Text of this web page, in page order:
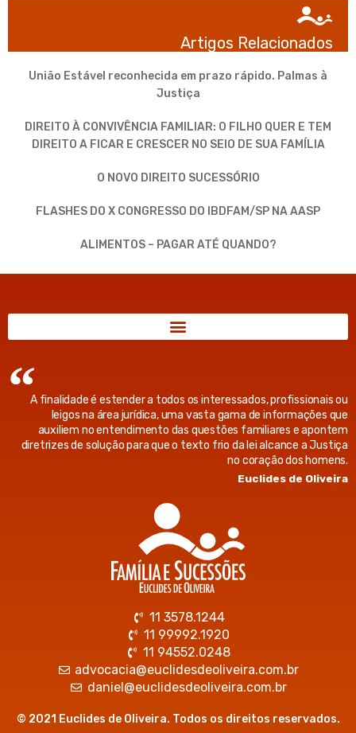
Artigos Relacionados
União Estável reconhecida em prazo rápido. Palmas à
Justiça
DIREITO À CONVIVÊNCIA FAMILIAR: O FILHO QUER E TEM
DIREITO A FICAR E CRESCER NO SEIO DE SUA FAMÍLIA
O NOVO DIREITO SUCESSÓRIO
FLASHES DO X CONGRESSO DO IBDFAM/SP NA AASP
ALIMENTOS – PAGAR ATÉ QUANDO?
A finalidade é estender a todos os interessados, profissionais ou
leigos na área jurídica, uma vasta gama de informações que
auxiliem no entendimento das questões familiares e apontem
diretrizes de solução para que o texto frio da lei alcance a Justiça
no coração dos homens.
Euclides de Oliveira
11 3578.1244
11 99992.1920
11 94552.0248
advocacia@euclidesdeoliveira.com.br
daniel@euclidesdeoliveira.com.br
© 2021 Euclides de Oliveira. Todos os direitos reservados.